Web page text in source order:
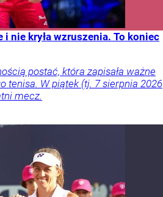
i nie kryła wzruszenia. To koniec
postać, która zapisała ważne
tenisa. W piątek (tj. 7 sierpnia 2026
mecz.